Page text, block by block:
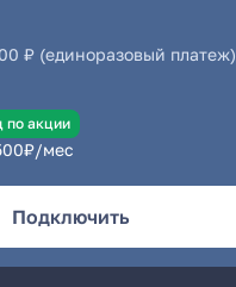
₽ (единоразовый платеж)
по акции
₽/мес
Подключить